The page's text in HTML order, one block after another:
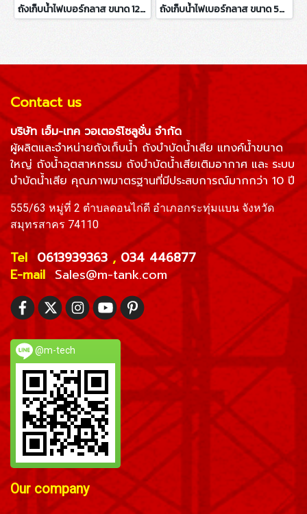
ถังเก็บน้ำไฟเบอร์กลาส ขนาด 12000 ลิตร ถังเก็บน้ำไฟเบอร์กลาส ขนาด 5000 ลิตร
Contact us
บริษัท เอ็ม-เทค วอเตอร์โซลูชั่น จำกัด
ผู้ผลิตและจำหน่ายถังเก็บน้ำ ถังบำบัดน้ำเสียแทงค์น้ำขนาด
ใหญ่ ถังน้ำอุตสาหกรรม ถังบำบัดน้ำเสียเติมอากาศ และระบบ
บำบัดน้ำเสีย คุณภาพมาตรฐานที่มีประสบการณ์มากกว่า 10 ปี
555/63 หมู่ที่ 2 ตำบลดอนไก่ดี อำเภอกระทุ่มแบน จังหวัด
สมุทรสาคร 74110
Tel0613939363,034 446877
E-mail Sales@m-tank.com
@m-tech
Our company